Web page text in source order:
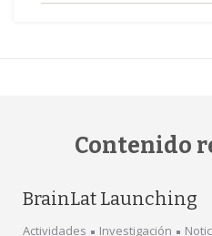
Contenido
BrainLat Launching
Actividades Investigación